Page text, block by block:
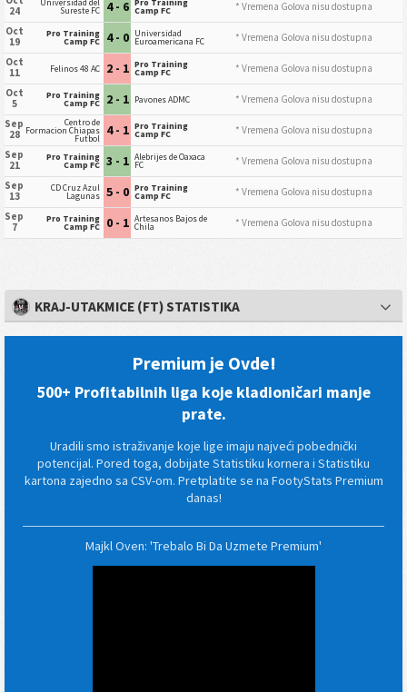
24
Universidad del
Sureste FC 4 - 6 Pro Training
Camp FC
* Vremena Golova nisu dostupna
Oct
19
Pro Training
Camp FC 4 - 0 Universidad
Euroamericana FC
* Vremena Golova nisu dostupna
Oct
11
Felinos 48 AC 2 - 1 Pro Training
Camp FC
* Vremena Golova nisu dostupna
Oct
5
Pro Training
Camp FC 2 - 1 Pavones ADMC
* Vremena Golova nisu dostupna
Sep
28
Centro de
Formacion Chiapas
Futbol 4 - 1 Pro Training
Camp FC
* Vremena Golova nisu dostupna
Sep
21
Pro Training
Camp FC 3 - 1 Alebrijes de Oaxaca
FC
* Vremena Golova nisu dostupna
Sep
13
CD Cruz Azul
Lagunas 5 - 0 Pro Training
Camp FC
* Vremena Golova nisu dostupna
Sep
7
Pro Training
Camp FC 0 - 1 Artesanos Bajos de
Chila * Vremena Golova nisu dostupna
KRAJ-UTAKMICE (FT) STATISTIKA
Premium je Ovde!
500+ Profitabilnih liga koje kladioničari manje
prate.
Uradili smo istraživanje koje lige imaju najveći pobednički
potencijal. Pored toga, dobijate Statistiku kornera i Statistiku
kartona zajedno sa CSV-om. Pretplatite se na FootyStats Premium
danas!
Majkl Oven: 'Trebalo Bi Da Uzmete Premium'